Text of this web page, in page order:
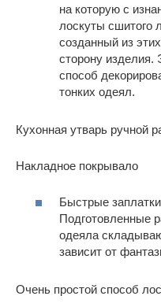
на которую с
лоскуты сшитого
созданный из
сторону изделия.
способ
тонких одеял.
Кухонная утварь ручной
Накладное покрывало
Быстрые
Подготовленные
одеяла
зависит от
Очень простой способ